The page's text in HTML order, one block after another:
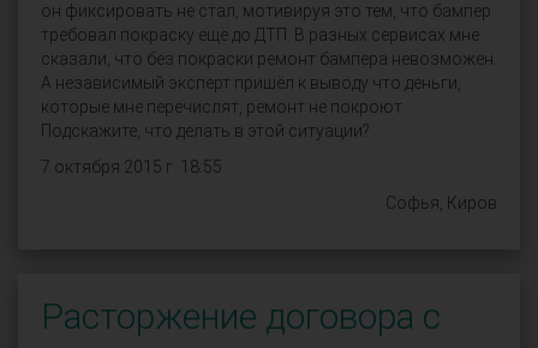
он фиксировать не стал, мотивируя это тем, что бампер
требовал покраску ещё до ДТП. В разных сервисах мне
сказали, что без покраски ремонт бампера невозможен.
А независимый эксперт пришёл к выводу что деньги,
которые мне перечислят, ремонт не покроют.
Подскажите, что делать в этой ситуации?
7 октября 2015 г. 18:55
Софья, Киров
Расторжение договора с